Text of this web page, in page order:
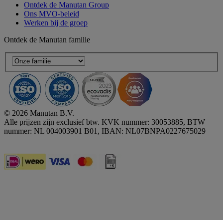
Ontdek de Manutan Group
Ons MVO-beleid
Werken bij de groep
Ontdek de Manutan familie
© 2026 Manutan B.V.
Alle prijzen zijn exclusief btw. KVK nummer: 30053885, BTW
nummer: NL 004003901 B01, IBAN: NL07BNPA0227675029